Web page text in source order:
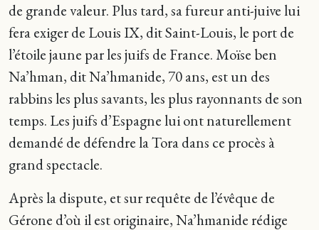
de grande valeur. Plus tard, sa fureur anti-juive lui
fera exiger de Louis IX, dit Saint-Louis, le port de
l’étoile jaune par les juifs de France. Moïse ben
Na’hman, dit Na’hmanide, 70 ans, est un des
rabbins les plus savants, les plus rayonnants de son
temps. Les juifs d’Espagne lui ont naturellement
demandé de défendre la Tora dans ce procès à
grand spectacle.
Après la dispute, et sur requête de l’évêque de
Gérone d’où il est originaire, Na’hmanide rédige